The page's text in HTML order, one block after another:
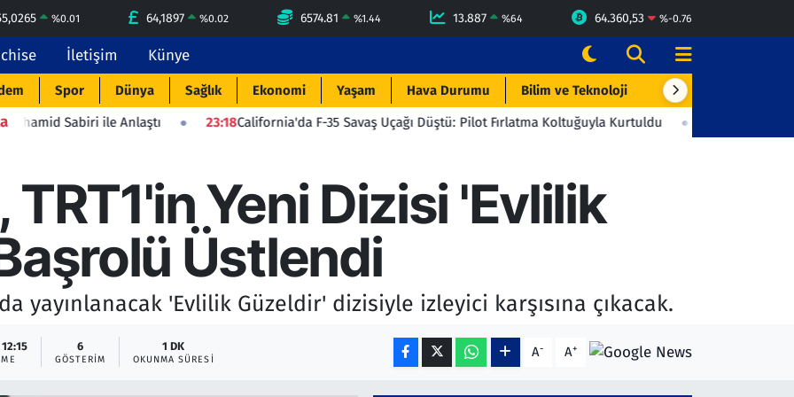
%0.01 64,1897 %0.02 6574.81 %1.44 13.887 %64 64.360,53 %-0.76
İletişim Künye
Spor Dünya Sağlık Ekonomi Yaşam Hava Durumu Bilim ve Teknoloji Çevre & Doğa
ile Anlaştı 23:18California'da F-35 Savaş Uçağı Düştü: Pilot Fırlatma Koltuğuyla Kurtuldu 23:06Beşiktaş'tan
TRT1'in Yeni Dizisi 'Evlilik
Üstlendi
yayınlanacak 'Evlilik Güzeldir' dizisiyle izleyici karşısına çıkacak.
6
GÖSTERIM
1 DK
OKUNMA SÜRESI A- A+